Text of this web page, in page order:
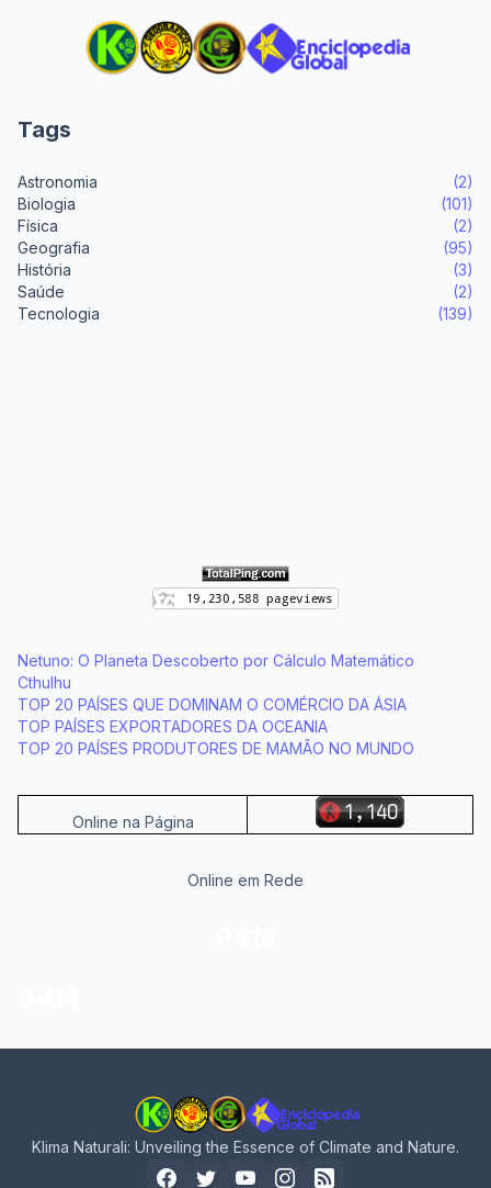
Tags
Astronomia
(2)
Biologia
(101)
Física
(2)
Geografia
(95)
História
(3)
Saúde
(2)
Tecnologia
(139)
Netuno: O Planeta Descoberto por Cálculo Matemático
Cthulhu
TOP 20 PAÍSES QUE DOMINAM O COMÉRCIO DA ÁSIA
TOP PAÍSES EXPORTADORES DA OCEANIA
TOP 20 PAÍSES PRODUTORES DE MAMÃO NO MUNDO
Online na Página
Online em Rede
Klima Naturali: Unveiling the Essence of Climate and Nature.